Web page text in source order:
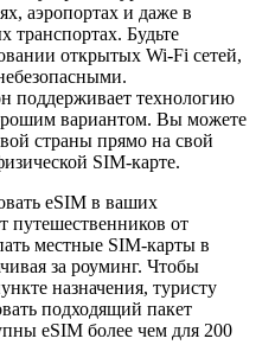
аэропортах и даже в
транспортах. Будьте
открытых Wi-Fi сетей,
поддерживает технологию
вариантом. Вы можете
страны прямо на свой
SIM-карте.
eSIM в ваших
путешественников от
местные SIM-карты в
за роуминг. Чтобы
назначения, туристу
подходящий пакет
eSIM более чем для 200